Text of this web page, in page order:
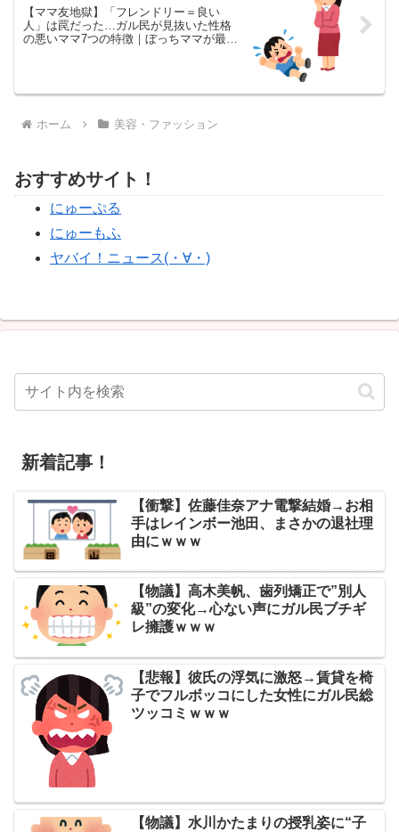
【ママ友地獄】「フレンドリー＝良い
人」は罠だった…ガル民が見抜いた性格
の悪いママ7つの特徴｜ぼっちママが最強
ホーム 美容・ファッション
おすすめサイト！
にゅーぷる
にゅーもふ
ヤバイ！ニュース(・∀・)
新着記事！
【衝撃】佐藤佳奈アナ電撃結婚→お相
手はレインボー池田、まさかの退社理
由にｗｗｗ
【物議】高木美帆、歯列矯正で”別人
級”の変化→心ない声にガル民ブチギ
レ擁護ｗｗｗ
【悲報】彼氏の浮気に激怒→賃貸を椅
子でフルボッコにした女性にガル民総
ツッコミｗｗｗ
【物議】水川かたまりの授乳姿に“子